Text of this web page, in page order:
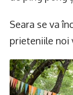
Seara se va
prieteniile noi